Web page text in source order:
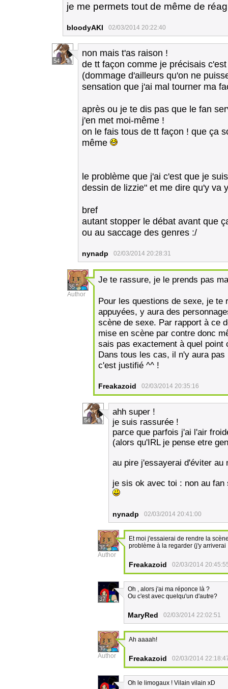
je me permets tout de même de
bloodyAKI 02/03/2014 20:22:40
54
non mais t'as raison !
de tt façon comme je précisais
(dommage d'ailleurs qu'on ne
sensation que j'ai mal tourner ma
après ou je te dis pas que le fan
j'en met moi-même !
on le fais tous de tt façon ! que ça
même
le problème que j'ai c'est que je
dessin de lizzie" et me dire qu'y va
bref
autant stopper le débat avant que
ou au saccage des genres :/
nynadp 02/03/2014 20:28:31
35
Author
Je te rassure, je le prends pas
Pour les questions de sexe, je
appuyées, y aura des
scène de sexe. Par rapport à ce
mise en scène par contre donc
sais pas exactement à quel point
Dans tous les cas, il n'y aura
c'est justifié ^^ !
Freakazoid 02/03/2014 20:35:16
54
ahh super !
je suis rassurée !
parce que parfois j'ai l'air
(alors qu'IRL je pense etre
au pire j'essayerai d'éviter au
je sis ok avec toi : non au
nynadp 02/03/2014 20:41:00
35
Author
Et moi j'essaierai de rendre la
problème à la regarder (j'y arriverai
Freakazoid 02/03/2014
37
Oh , alors j'ai ma réponce là ?
Ou c'est avec quelqu'un d'autre?
MaryRed 02/03/2014 22:02:51
35
Author
Ah aaaah!
Freakazoid 02/03/2014
Oh le limogaux ! Vilain vilain xD